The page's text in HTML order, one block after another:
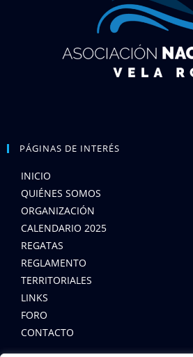
PÁGINAS DE INTERÉS
INICIO
QUIÉNES SOMOS
ORGANIZACIÓN
CALENDARIO 2025
REGATAS
REGLAMENTO
TERRITORIALES
LINKS
FORO
CONTACTO